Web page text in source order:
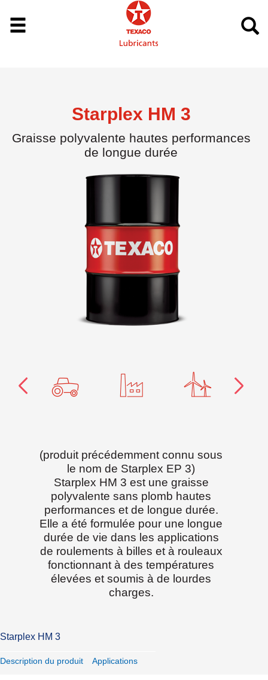
Starplex HM 3
Graisse polyvalente hautes performances
de longue durée
(produit précédemment connu sous
le nom de Starplex EP 3)
Starplex HM 3 est une graisse
polyvalente sans plomb hautes
performances et de longue durée.
Elle a été formulée pour une longue
durée de vie dans les applications
de roulements à billes et à rouleaux
fonctionnant à des températures
élevées et soumis à de lourdes
charges.
Starplex HM 3
Description du produit Applications